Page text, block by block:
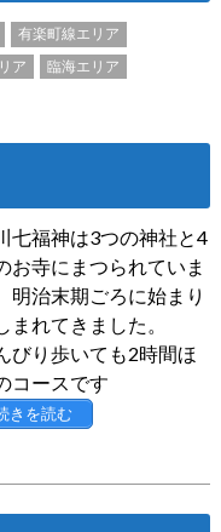
有楽町線エリア
ア
臨海エリア
七福神は3つの神社と4
お寺にまつられていま
明治末期ごろに始まり
まれてきました。
びり歩いても2時間ほ
コースです
きを読む